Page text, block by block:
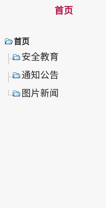
首页
首页
安全教育
通知公告
图片新闻